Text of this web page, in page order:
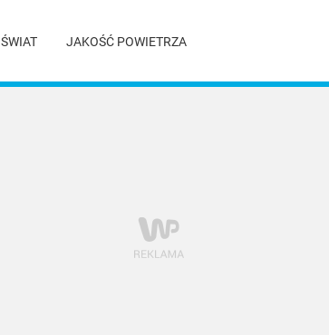
ŚWIAT JAKOŚĆ POWIETRZA